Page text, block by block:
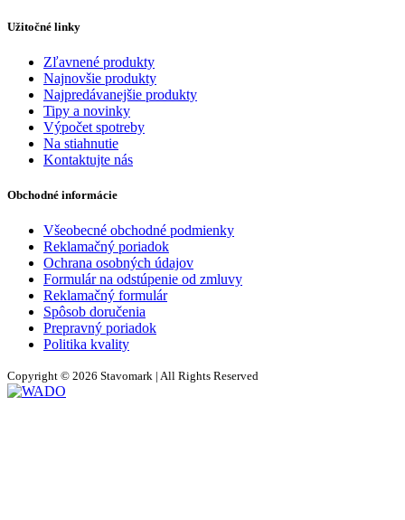
Užitočné linky
Zľavnené produkty
Najnovšie produkty
Najpredávanejšie produkty
Tipy a novinky
Výpočet spotreby
Na stiahnutie
Kontaktujte nás
Obchodné informácie
Všeobecné obchodné podmienky
Reklamačný poriadok
Ochrana osobných údajov
Formulár na odstúpenie od zmluvy
Reklamačný formulár
Spôsob doručenia
Prepravný poriadok
Politika kvality
Copyright © 2026 Stavomark | All Rights Reserved